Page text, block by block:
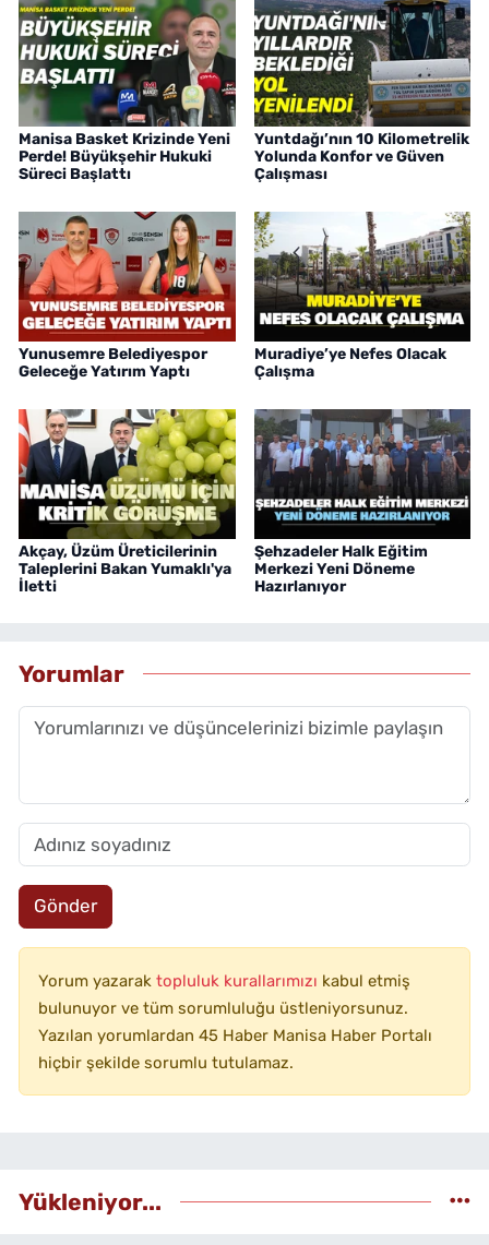
Manisa Basket Krizinde Yeni
Perde! Büyükşehir Hukuki
Süreci Başlattı
Yuntdağı’nın 10 Kilometrelik
Yolunda Konfor ve Güven
Çalışması
Yunusemre Belediyespor
Geleceğe Yatırım Yaptı
Muradiye’ye Nefes Olacak
Çalışma
Akçay, Üzüm Üreticilerinin
Taleplerini Bakan Yumaklı'ya
İletti
Şehzadeler Halk Eğitim
Merkezi Yeni Döneme
Hazırlanıyor
Yorumlar
Gönder
Yorum yazarak topluluk kurallarımızı kabul etmiş
bulunuyor ve tüm sorumluluğu üstleniyorsunuz.
Yazılan yorumlardan 45 Haber Manisa Haber Portalı
hiçbir şekilde sorumlu tutulamaz.
Yükleniyor...